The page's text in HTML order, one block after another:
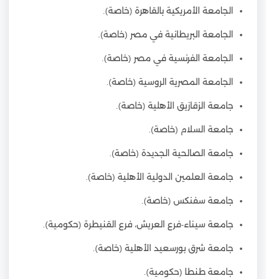
الجامعة الأمريكية بالقاهرة (خاصة).
الجامعة البريطانية في مصر (خاصة).
الجامعة الفرنسية في مصر (خاصة).
الجامعة المصرية الروسية (خاصة).
جامعة الزقازيق الأهلية (خاصة).
جامعة السلام (خاصة).
جامعة الصالحية الجديدة (خاصة).
جامعة العلمين الدولية الأهلية (خاصة).
جامعة سفنكس (خاصة).
جامعة سيناء-فرع العريش، فرع القنيطرة (حكومية).
جامعة شرق بورسعيد الأهلية (خاصة).
جامعة طنطا (حكومية).